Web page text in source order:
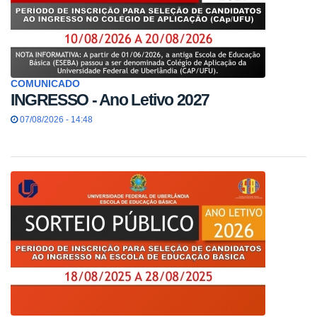
COMUNICADO
INGRESSO - Ano Letivo 2027
07/08/2026 - 14:48